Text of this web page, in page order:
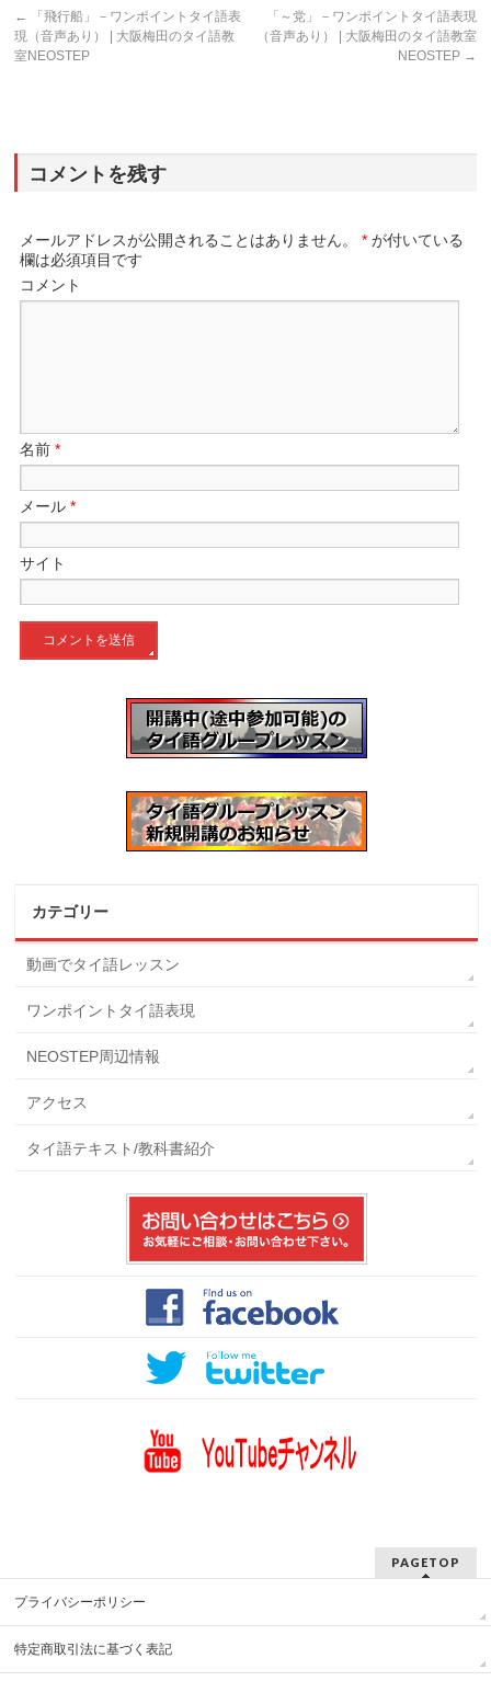
←
「飛行船」－ワンポイントタイ語表
現（音声あり） | 大阪梅田のタイ語教
室NEOSTEP
「～党」－ワンポイントタイ語表現
（音声あり） | 大阪梅田のタイ語教室
NEOSTEP →
コメントを残す
メールアドレスが公開されることはありません。 * が付いている
欄は必須項目です
コメント
名前*
メール*
サイト
カテゴリー
動画でタイ語レッスン
ワンポイントタイ語表現
NEOSTEP周辺情報
アクセス
タイ語テキスト/教科書紹介
PAGETOP
プライバシーポリシー
特定商取引法に基づく表記